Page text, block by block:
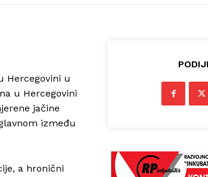
Hercegovini u
u Hercegovini
jačine
između
a hronični